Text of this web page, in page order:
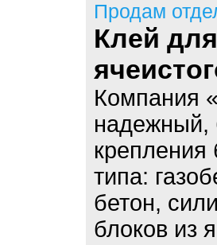
Продам
Клей
Компания
надежный,
крепления
типа:
бетон,
блоков из